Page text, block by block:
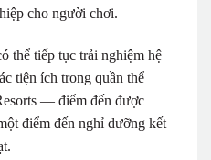
cho người chơi.
thể tiếp tục trải nghiệm hệ
tiện ích trong quần thể
— điểm đến được
điểm đến nghỉ dưỡng kết